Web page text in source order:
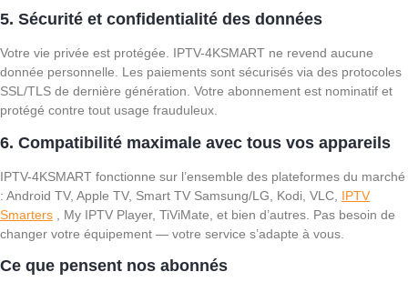
5. Sécurité et confidentialité des données
Votre vie privée est protégée. IPTV-4KSMART ne revend aucune
donnée personnelle. Les paiements sont sécurisés via des protocoles
SSL/TLS de dernière génération. Votre abonnement est nominatif et
protégé contre tout usage frauduleux.
6. Compatibilité maximale avec tous vos appareils
IPTV-4KSMART fonctionne sur l’ensemble des plateformes du marché
: Android TV, Apple TV, Smart TV Samsung/LG, Kodi, VLC, IPTV
Smarters , My IPTV Player, TiViMate, et bien d’autres. Pas besoin de
changer votre équipement — votre service s’adapte à vous.
Ce que pensent nos abonnés